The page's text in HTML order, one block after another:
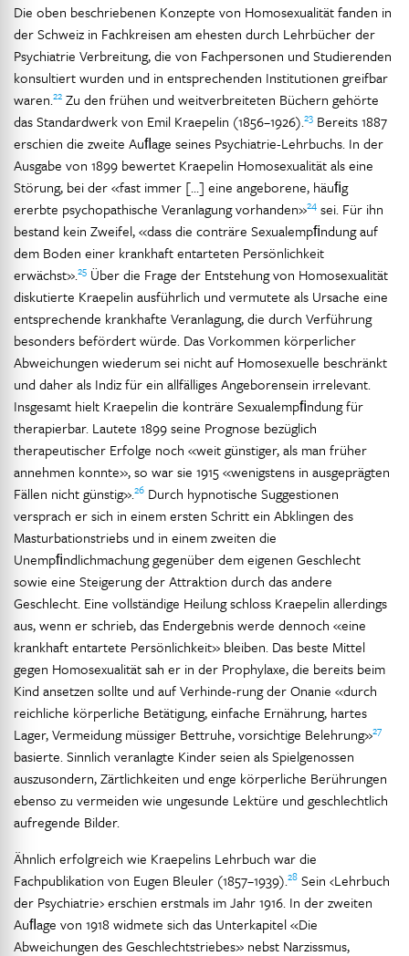
Die oben beschriebenen Konzepte von Homosexualität fanden in
der Schweiz in Fachkreisen am ehesten durch Lehrbücher der
Psychiatrie Verbreitung, die von Fachpersonen und Studierenden
konsultiert wurden und in entsprechenden Institutionen greifbar
waren.22 Zu den frühen und weitverbreiteten Büchern gehörte
das Standardwerk von Emil Kraepelin (1856–1926).23 Bereits 1887
erschien die zweite Auﬂage seines Psychiatrie-Lehrbuchs. In der
Ausgabe von 1899 bewertet Kraepelin Homosexualität als eine
Störung, bei der «fast immer […] eine angeborene, häuﬁg
ererbte psychopathische Veranlagung vorhanden»24 sei. Für ihn
bestand kein Zweifel, «dass die conträre Sexualempﬁndung auf
dem Boden einer krankhaft entarteten Persönlichkeit
erwächst».25 Über die Frage der Entstehung von Homosexualität
diskutierte Kraepelin ausführlich und vermutete als Ursache eine
entsprechende krankhafte Veranlagung, die durch Verführung
besonders befördert würde. Das Vorkommen körperlicher
Abweichungen wiederum sei nicht auf Homosexuelle beschränkt
und daher als Indiz für ein allfälliges Angeborensein irrelevant.
Insgesamt hielt Kraepelin die konträre Sexualempﬁndung für
therapierbar. Lautete 1899 seine Prognose bezüglich
therapeutischer Erfolge noch «weit günstiger, als man früher
annehmen konnte», so war sie 1915 «wenigstens in ausgeprägten
Fällen nicht günstig».26 Durch hypnotische Suggestionen
versprach er sich in einem ersten Schritt ein Abklingen des
Masturbationstriebs und in einem zweiten die
Unempﬁndlichmachung gegenüber dem eigenen Geschlecht
sowie eine Steigerung der Attraktion durch das andere
Geschlecht. Eine vollständige Heilung schloss Kraepelin allerdings
aus, wenn er schrieb, das Endergebnis werde dennoch «eine
krankhaft entartete Persönlichkeit» bleiben. Das beste Mittel
gegen Homosexualität sah er in der Prophylaxe, die bereits beim
Kind ansetzen sollte und auf Verhinde-rung der Onanie «durch
reichliche körperliche Betätigung, einfache Ernährung, hartes
Lager, Vermeidung müssiger Bettruhe, vorsichtige Belehrung»27
basierte. Sinnlich veranlagte Kinder seien als Spielgenossen
auszusondern, Zärtlichkeiten und enge körperliche Berührungen
ebenso zu vermeiden wie ungesunde Lektüre und geschlechtlich
aufregende Bilder.
Ähnlich erfolgreich wie Kraepelins Lehrbuch war die
Fachpublikation von Eugen Bleuler (1857–1939).28 Sein ‹Lehrbuch
der Psychiatrie› erschien erstmals im Jahr 1916. In der zweiten
Auﬂage von 1918 widmete sich das Unterkapitel «Die
Abweichungen des Geschlechtstriebes» nebst Narzissmus,